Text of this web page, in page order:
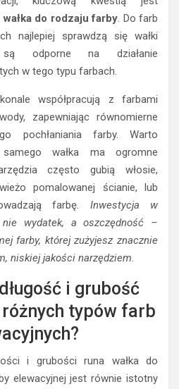
do rodzaju farby. Do farb
najlepiej sprawdzą się wałki
odporne na działanie
w tego typu farbach.
współpracują z farbami
zapewniając równomierne
pochłaniania farby. Warto
wałka ma ogromne
często gubią włosie,
pomalowanej ścianie, lub
farbę. Inwestycja w
nie wydatek, a oszczędność –
farby, której zużyjesz znacznie
niskiej jakości narzędziem.
i grubość
różnych typów farb
i grubości runa wałka do
elewacyjnej jest równie istotny